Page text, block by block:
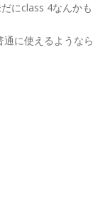
にclass 4なんかも
に使えるようなら